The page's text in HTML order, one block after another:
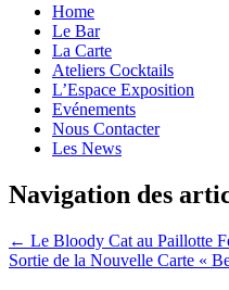
Home
Le Bar
La Carte
Ateliers Cocktails
L’Espace Exposition
Evénements
Nous Contacter
Les News
Navigation des
← Le Bloody Cat au Paillotte
Sortie de la Nouvelle Carte «